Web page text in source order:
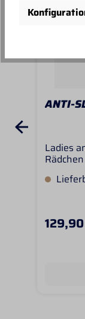
ANTI-
Ladies